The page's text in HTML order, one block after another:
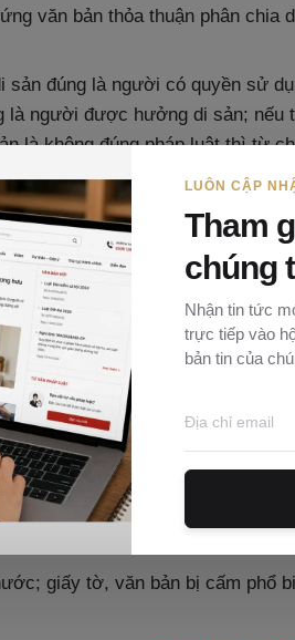
văn bản thỏa thuận phân chia
đúng là người có quyền sử
là người được hưởng di sản; nếu
là không đúng pháp luật thì từ
công chứng viên tiến hành
thụ lý công chứng văn bản
trong các trường hợp sau đây:
sai thẩm quyền hoặc không hợp
thêm, bớt hoặc bị hư hỏng,
giấy tờ, văn bản bị cấm phổ
LUÔN CẬP
Tham
chúng
Nhận tin tức
trực tiếp vào
bản tin của